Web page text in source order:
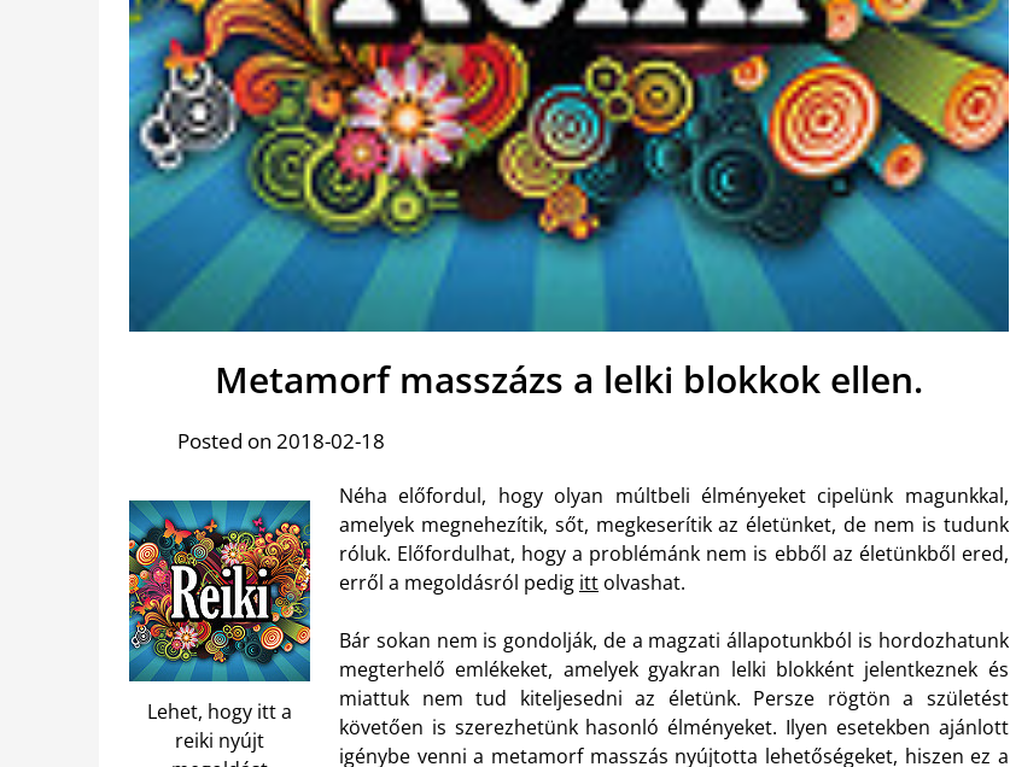
Metamorf masszázs a lelki blokkok ellen.
Posted on 2018-02-18
Lehet, hogy itt a
reiki nyújt
Néha előfordul, hogy olyan múltbeli élményeket cipelünk magunkkal,
amelyek megnehezítik, sőt, megkeserítik az életünket, de nem is tudunk
róluk. Előfordulhat, hogy a problémánk nem is ebből az életünkből ered,
erről a megoldásról pedig itt olvashat.
Bár sokan nem is gondolják, de a magzati állapotunkból is hordozhatunk
megterhelő emlékeket, amelyek gyakran lelki blokként jelentkeznek és
miattuk nem tud kiteljesedni az életünk. Persze rögtön a születést
követően is szerezhetünk hasonló élményeket. Ilyen esetekben ajánlott
igénybe venni a metamorf masszás nyújtotta lehetőségeket, hiszen ez a